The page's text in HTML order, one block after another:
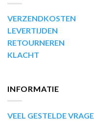
VERZENDKOSTEN
LEVERTIJDEN
RETOURNEREN
KLACHT
INFORMATIE
VEEL GESTELDE